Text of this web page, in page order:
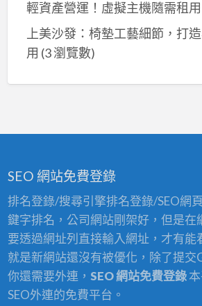
輕資產營運！虛擬主機隨需租用
上美沙發：椅墊工藝細節，打
用 (3 瀏覽數)
SEO 網站免費登錄
排名登錄/搜尋引擎排名登錄/SEO網
鍵字排名，公司網站剛架好，但是在
要透過網址列直接輸入網址，才有能
就是新網站還沒有被優化，除了提交
你還需要外連， SEO 網站免費登錄本
SEO外連的免費平台。